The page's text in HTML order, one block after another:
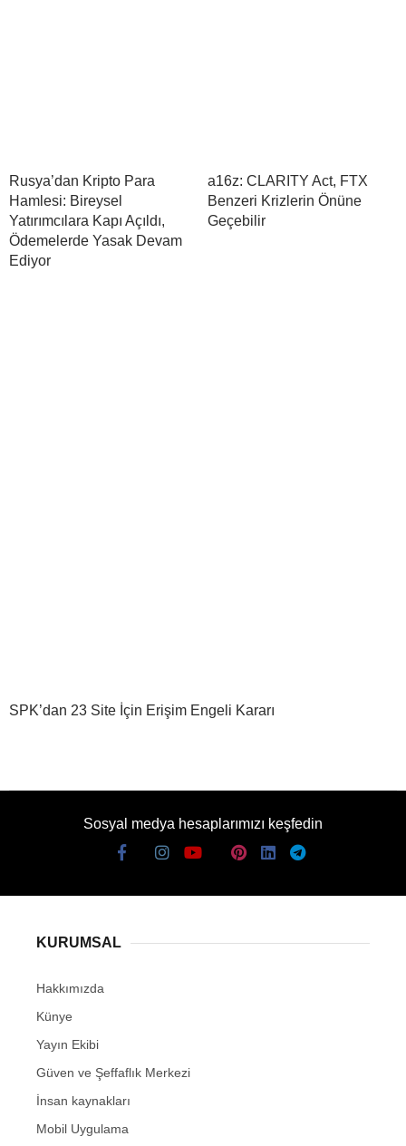
Rusya’dan Kripto Para
Hamlesi: Bireysel
Yatırımcılara Kapı Açıldı,
Ödemelerde Yasak Devam
Ediyor
a16z: CLARITY Act, FTX
Benzeri Krizlerin Önüne
Geçebilir
SPK’dan 23 Site İçin Erişim Engeli Kararı
Sosyal medya hesaplarımızı keşfedin
KURUMSAL
Hakkımızda
Künye
Yayın Ekibi
Güven ve Şeffaflık Merkezi
İnsan kaynakları
Mobil Uygulama